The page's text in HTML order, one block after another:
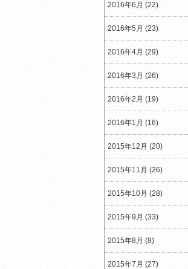
2016年6月 (22)
2016年5月 (23)
2016年4月 (29)
2016年3月 (26)
2016年2月 (19)
2016年1月 (16)
2015年12月 (20)
2015年11月 (26)
2015年10月 (28)
2015年9月 (33)
2015年8月 (8)
2015年7月 (27)